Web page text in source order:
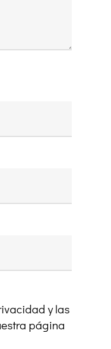
y las
página